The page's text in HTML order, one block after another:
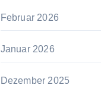
Februar 2026
Januar 2026
Dezember 2025